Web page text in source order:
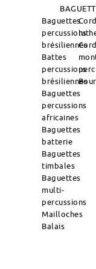
Baguettes
percussions
brésiliennes
Battes
percussions
brésiliennes
Baguettes
percussions
africaines
Baguettes
batterie
Baguettes
timbales
Baguettes
multi-
percussions
Mailloches
Balais